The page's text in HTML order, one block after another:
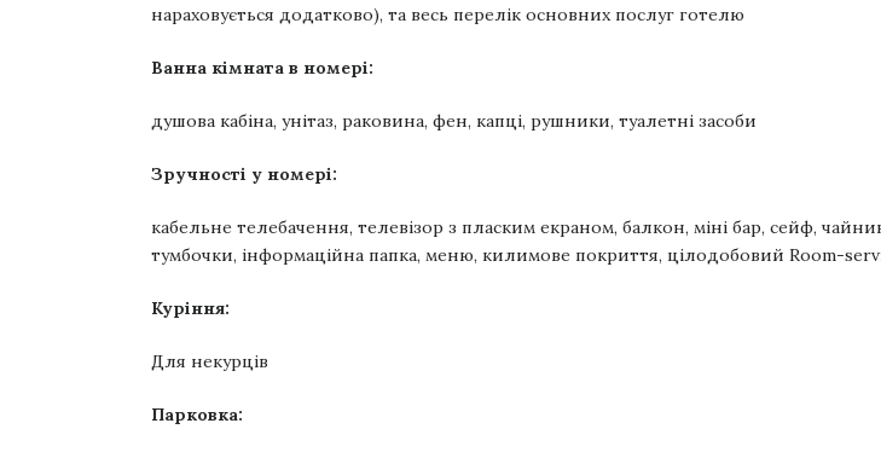
нараховується додатково), та весь перелік основних послуг готелю
Ванна кімната в номері:
душова кабіна, унітаз, раковина, фен, капці, рушники, туалетні засоби
Зручності у номері:
кабельне телебачення, телевізор з пласким екраном, балкон, міні бар, сейф,
тумбочки, інформаційна папка, меню, килимове покриття, цілодобовий Room-
Куріння:
Для некурців
Парковка: